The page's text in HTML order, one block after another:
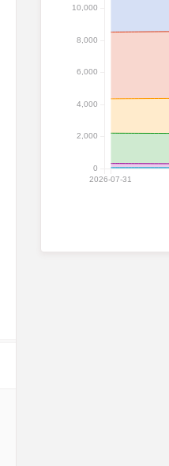
2026-07-31
0
2,000
4,000
6,000
8,000
10,000